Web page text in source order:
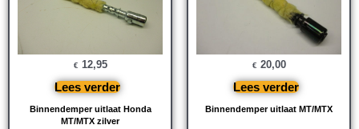
Binnendemper uitlaat Honda
MT/MTX zilver
€ 12,95
Lees verder
Binnendemper uitlaat MT/MTX
€ 20,00
Lees verder